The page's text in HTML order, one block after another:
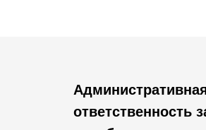
ответственность